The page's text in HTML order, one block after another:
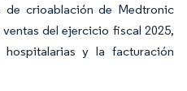
de crioablación de Medtronic
del ejercicio fiscal 2025,
hospitalarias y la facturación